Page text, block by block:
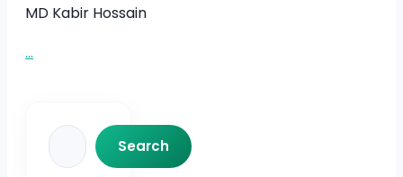
MD Kabir Hossain
...
Search
Search